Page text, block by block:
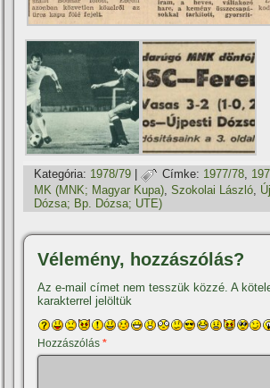
Kategória: 1978/79 | Címke: 1977/78,
MK (MNK; Magyar Kupa) ,Szokolai László
Dózsa; Bp. Dózsa; UTE)
Vélemény, hozzászólás?
Az e-mail címet nem tesszük közzé. A
karakterrel jelöltük
Hozzászólás*